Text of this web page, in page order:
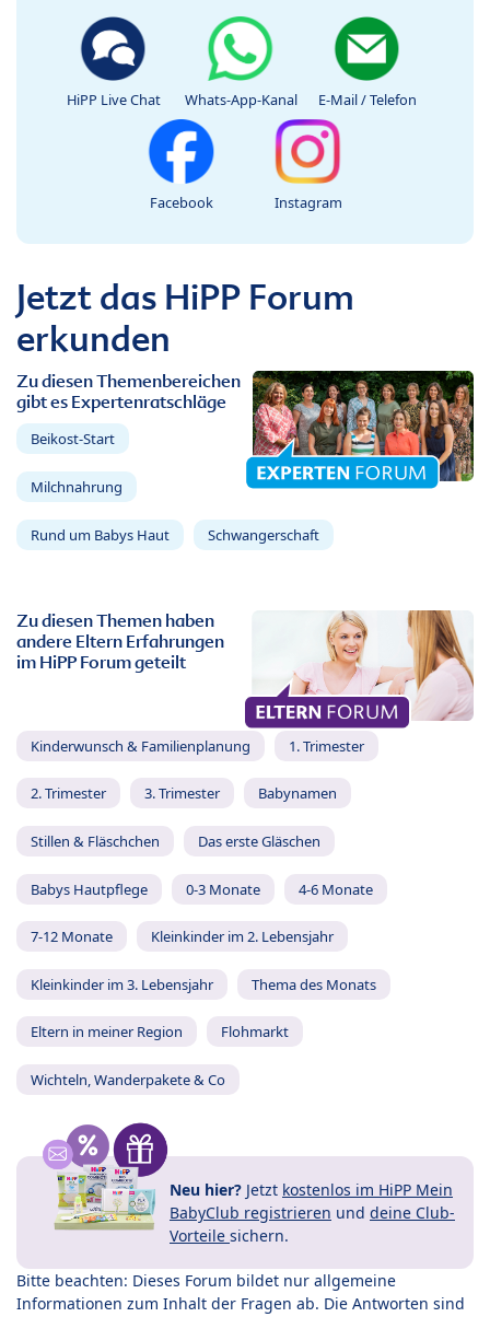
HiPP Live Chat Whats-App-Kanal E-Mail / Telefon
Facebook Instagram
Jetzt das HiPP Forum
erkunden
Zu diesen Themenbereichen
gibt es Expertenratschläge
Beikost-Start
Milchnahrung
Rund um Babys Haut Schwangerschaft
Zu diesen Themen haben
andere Eltern Erfahrungen
im HiPP Forum geteilt
Kinderwunsch & Familienplanung 1. Trimester
2. Trimester 3. Trimester Babynamen
Stillen & Fläschchen Das erste Gläschen
Babys Hautpflege 0-3 Monate 4-6 Monate
7-12 Monate Kleinkinder im 2. Lebensjahr
Kleinkinder im 3. Lebensjahr Thema des Monats
Eltern in meiner Region Flohmarkt
Wichteln, Wanderpakete & Co
Neu hier? Jetzt kostenlos im HiPP Mein
BabyClub registrieren und deine Club-
Vorteile sichern.
Bitte beachten: Dieses Forum bildet nur allgemeine
Informationen zum Inhalt der Fragen ab. Die Antworten sind